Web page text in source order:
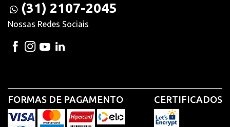
(31) 2107-2045
Nossas Redes Sociais
FORMAS DE PAGAMENTO CERTIFICADOS